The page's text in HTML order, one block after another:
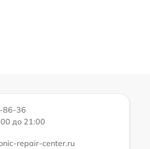
86-36
до 21:00
repair-center.ru